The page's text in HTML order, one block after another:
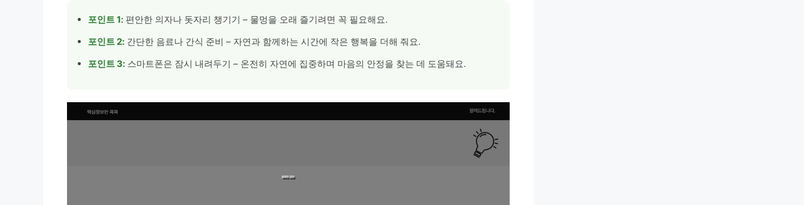
포인트 1: 편안한 의자나 돗자리 챙기기 – 물멍을 오래 즐기려면 꼭 필요해요.
포인트 2: 간단한 음료나 간식 준비 – 자연과 함께하는 시간에 작은 행복을 더해 줘요.
포인트 3: 스마트폰은 잠시 내려두기 – 온전히 자연에 집중하며 마음의 안정을 찾는 데 도움돼요.